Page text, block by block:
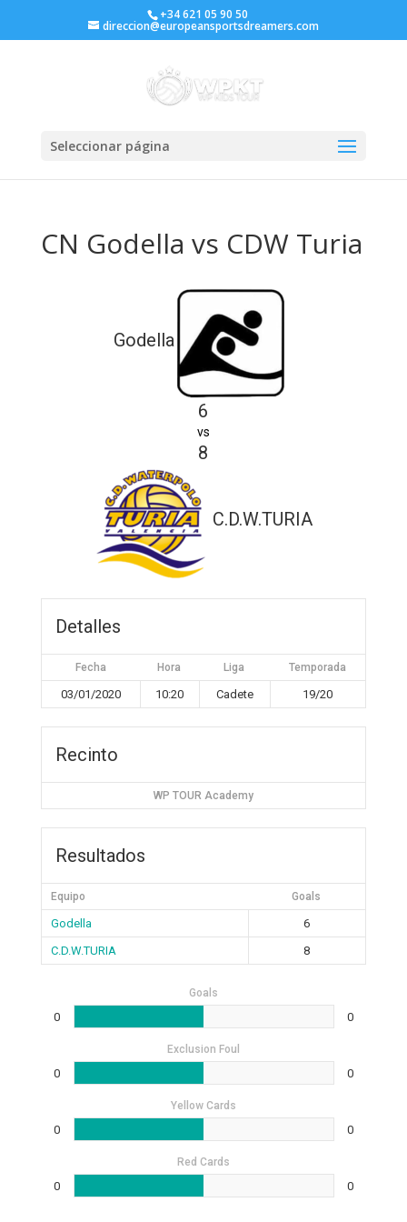
+34 621 05 90 50
direccion@europeansportsdreamers.com
Seleccionar página
CN Godella vs CDW Turia
Godella
6
vs
8
C.D.W.TURIA
Detalles
Fecha Hora Liga Temporada
03/01/2020 10:20 Cadete 19/20
Recinto
WP TOUR Academy
Resultados
Equipo Goals
Godella
6
C.D.W.TURIA
8
Goals
0 0
Exclusion Foul
0 0
Yellow Cards
0 0
Red Cards
0 0